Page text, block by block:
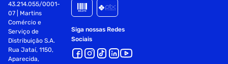
43.214.055/0001-
07 | Martins
Comércio e
Serviço de
Distribuição S.A.
Rua Jataí, 1150,
Aparecida,
Siga nossas Redes
Sociais